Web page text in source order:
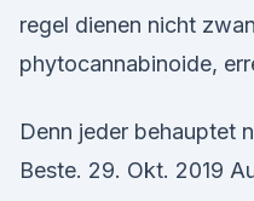
regel dienen nicht
phytocannabinoide,
Denn jeder behauptet
Beste. 29. Okt. 2019